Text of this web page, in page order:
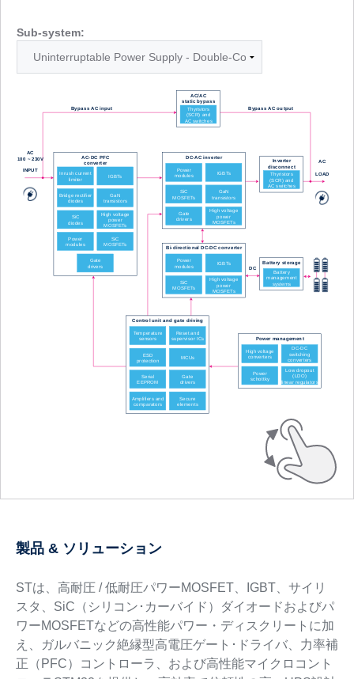
Sub-system:
製品 & ソリューション
STは、高耐圧 / 低耐圧パワーMOSFET、IGBT、サイリ
スタ、SiC（シリコン･カーバイド）ダイオードおよびパ
ワーMOSFETなどの高性能パワー・ディスクリートに加
え、ガルバニック絶縁型高電圧ゲート･ドライバ、力率補
正（PFC）コントローラ、および高性能マイクロコント